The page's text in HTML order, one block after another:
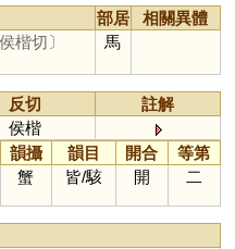
部居
相關異體
侯楷切〕
馬
反切
註解
侯楷
韻攝 韻目 開合
等第
蟹 皆/駭 開 二